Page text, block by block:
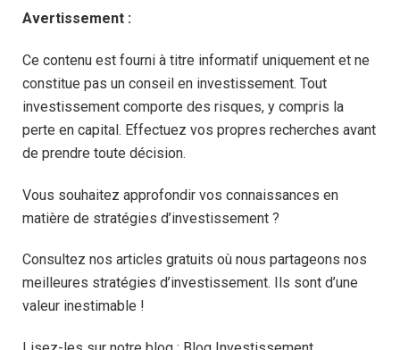
Avertissement :
Ce contenu est fourni à titre informatif uniquement et ne
constitue pas un conseil en investissement. Tout
investissement comporte des risques, y compris la
perte en capital. Effectuez vos propres recherches avant
de prendre toute décision.
Vous souhaitez approfondir vos connaissances en
matière de stratégies d’investissement ?
Consultez nos articles gratuits où nous partageons nos
meilleures stratégies d’investissement. Ils sont d’une
valeur inestimable !